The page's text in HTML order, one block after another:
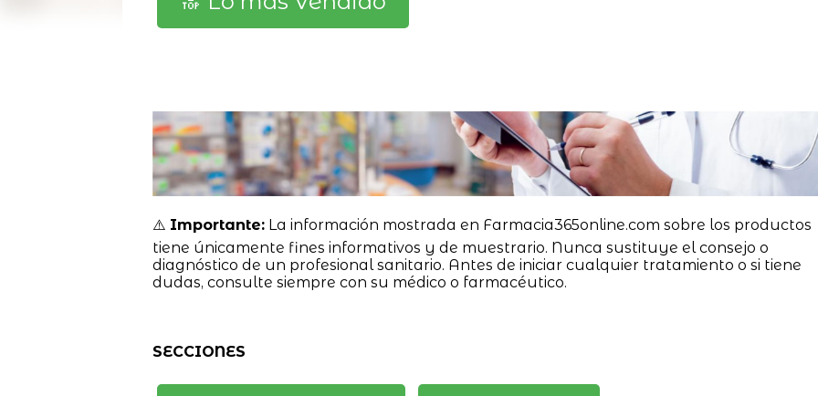
⚠️ Importante:La información mostrada en Farmacia365online.com sobre los productos
tiene únicamente fines informativos y de muestrario. Nunca sustituye el consejo o
diagnóstico de un profesional sanitario. Antes de iniciar cualquier tratamiento o si tiene
dudas, consulte siempre con su médico o farmacéutico.
SECCIONES